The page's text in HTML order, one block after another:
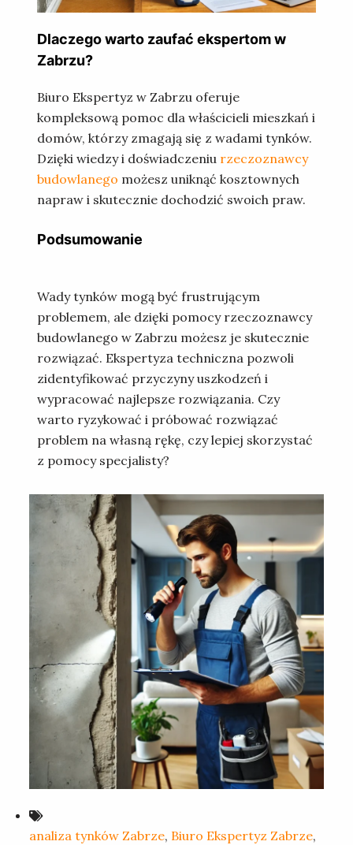
Dlaczego warto zaufać ekspertom w
Zabrzu?
Biuro Ekspertyz w Zabrzu oferuje
kompleksową pomoc dla właścicieli mieszkań i
domów, którzy zmagają się z wadami tynków.
Dzięki wiedzy i doświadczeniu rzeczoznawcy
budowlanego możesz uniknąć kosztownych
napraw i skutecznie dochodzić swoich praw.
Podsumowanie
Wady tynków mogą być frustrującym
problemem, ale dzięki pomocy rzeczoznawcy
budowlanego w Zabrzu możesz je skutecznie
rozwiązać. Ekspertyza techniczna pozwoli
zidentyfikować przyczyny uszkodzeń i
wypracować najlepsze rozwiązania. Czy
warto ryzykować i próbować rozwiązać
problem na własną rękę, czy lepiej skorzystać
z pomocy specjalisty?
analiza tynków Zabrze, Biuro Ekspertyz Zabrze,